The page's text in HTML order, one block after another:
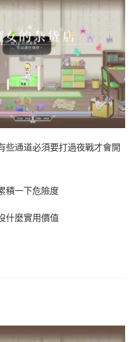
些通道必須要打過夜戰才會開
積一下危險度
什麼實用價值